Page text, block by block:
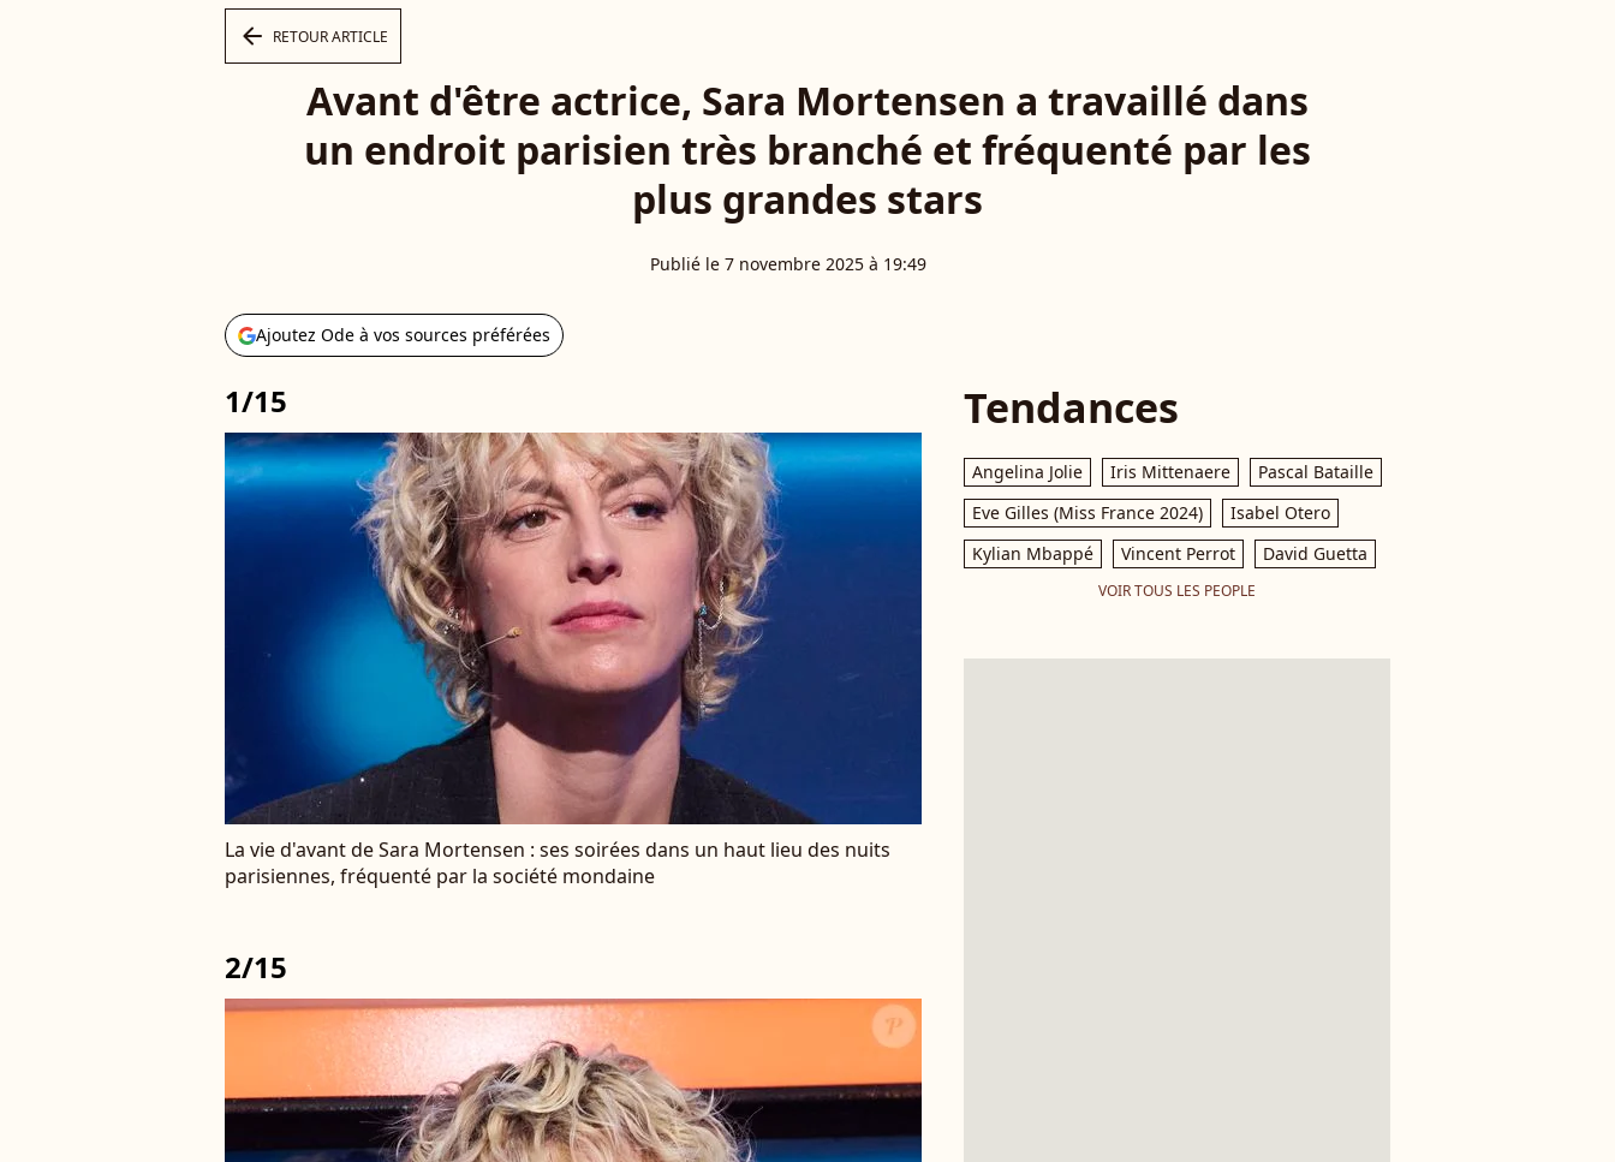
arrow_left RETOUR ARTICLE
Avant d'être actrice, Sara Mortensen a travaillé dans
un endroit parisien très branché et fréquenté par les
plus grandes stars
Publié le 7 novembre 2025 à 19:49
Ajoutez Ode à vos sources préférées
1/15
La vie d'avant de Sara Mortensen : ses soirées dans un haut lieu des nuits
parisiennes, fréquenté par la société mondaine
2/15
Tendances
Angelina Jolie Iris Mittenaere
Pascal Bataille
Eve Gilles (Miss France 2024)
Isabel Otero
Kylian Mbappé
Vincent Perrot David Guetta
VOIR TOUS LES PEOPLE